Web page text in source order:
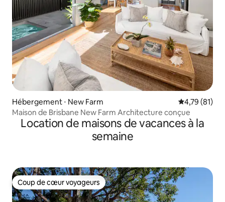
Hébergement ⋅ New Farm Évaluation
4,79 (81)
Maison de Brisbane New Farm Architecture conçue
Location de maisons de vacances à la
semaine
Coup de cœur voyageurs
Coup de cœur voyageurs